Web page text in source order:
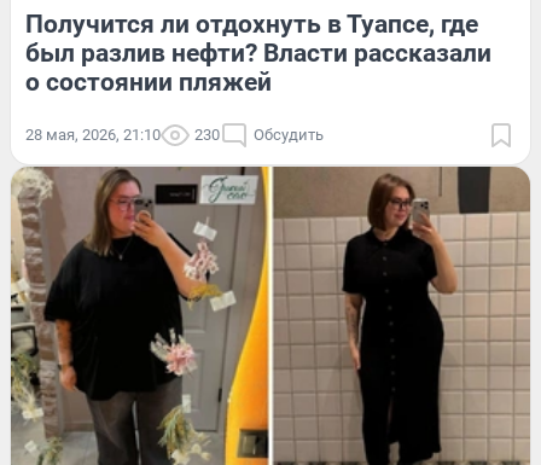
Получится ли отдохнуть в Туапсе, где
был разлив нефти? Власти рассказали
о состоянии пляжей
28 мая, 2026, 21:10 230 Обсудить